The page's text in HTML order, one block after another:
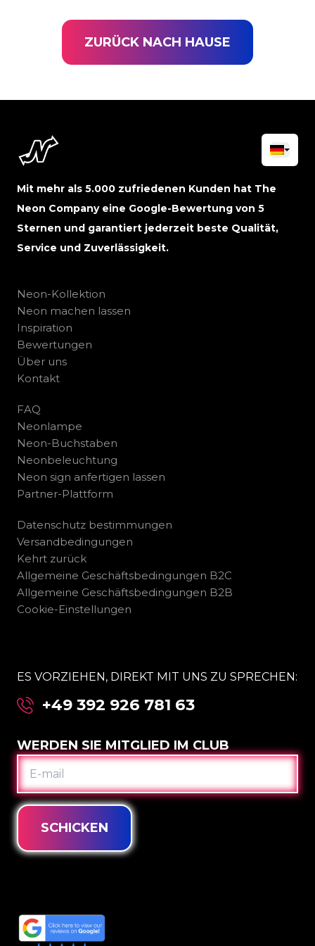
ZURÜCK NACH HAUSE
Mit mehr als 5.000 zufriedenen Kunden hat The
Neon Company eine Google-Bewertung von 5
Sternen und garantiert jederzeit beste Qualität,
Service und Zuverlässigkeit.
Neon-Kollektion
Neon machen lassen
Inspiration
Bewertungen
Über uns
Kontakt
FAQ
Neonlampe
Neon-Buchstaben
Neonbeleuchtung
Neon sign anfertigen lassen
Partner-Plattform
Datenschutz bestimmungen
Versandbedingungen
Kehrt zurück
Allgemeine Geschäftsbedingungen B2C
Allgemeine Geschäftsbedingungen B2B
Cookie-Einstellungen
ES VORZIEHEN, DIREKT MIT UNS ZU SPRECHEN:
+49 392 926 781 63
WERDEN SIE MITGLIED IM CLUB
E-
MAIL
SCHICKEN